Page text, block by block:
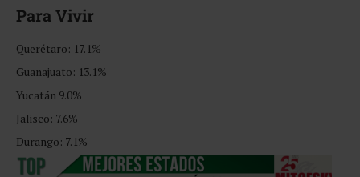
Para Vivir
Querétaro: 17.1%
Guanajuato: 13.1%
Yucatán 9.0%
Jalisco: 7.6%
Durango: 7.1%